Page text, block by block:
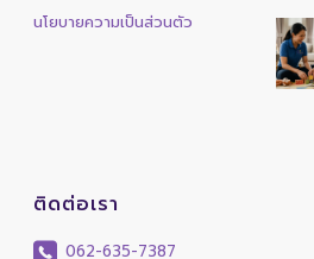
นโยบายความเป็นส่วนตัว
ติดต่อเรา
062-635-7387